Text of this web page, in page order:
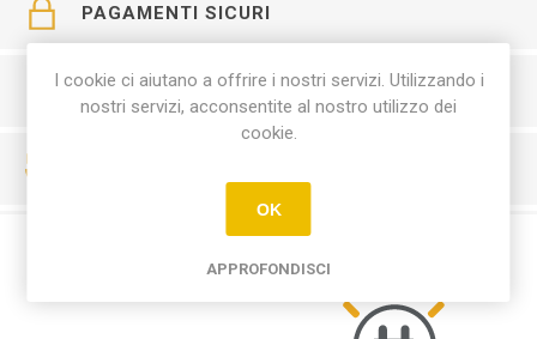
PAGAMENTI SICURI
SERVIZIO CLIENTI
I cookie ci aiutano a offrire i nostri servizi. Utilizzando i
nostri servizi, acconsentite al nostro utilizzo dei
cookie.
OK
APPROFONDISCI